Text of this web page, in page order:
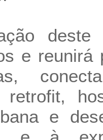
e
retrofit,
e